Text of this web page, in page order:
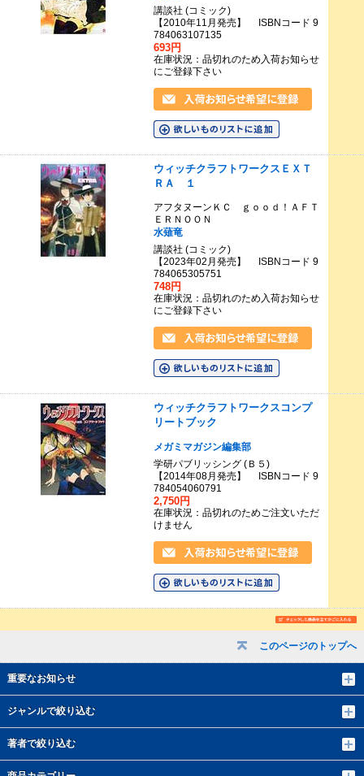
このページのトップへ
重要なお知らせ
ジャンルで絞り込む
著者で絞り込む
講談社 (コミック)
【2010年11月発売】 ISBNコード 9
784063107135
693円
在庫状況：品切れのため入荷お知らせ
にご登録下さい
ウィッチクラフトワークスＥＸＴ
ＲＡ １
アフタヌーンＫＣ ｇｏｏｄ！ＡＦＴ
ＥＲＮＯＯＮ
水薙竜
講談社 (コミック)
【2023年02月発売】 ISBNコード 9
784065305751
748円
在庫状況：品切れのため入荷お知らせ
にご登録下さい
ウィッチクラフトワークスコンプ
リートブック
メガミマガジン編集部
学研パブリッシング (Ｂ５)
【2014年08月発売】 ISBNコード 9
784054060791
2,750円
在庫状況：品切れのためご注文いただ
けません